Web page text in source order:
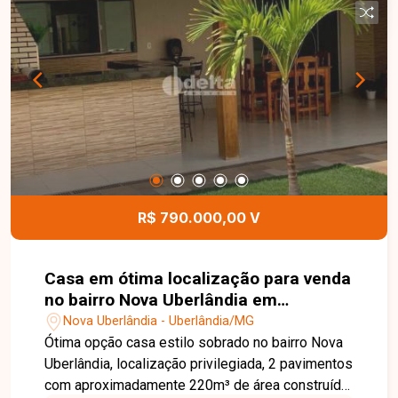
telefone ou WhatsApp no número 32309900 ou
venha conhecer nosso espaço e conversar
pessoalmente com um consultor que irá te
auxiliar na busca pelo imóvel que você busca.
Temos 3 unidades para te receber, no Centro,
Zona Sul ou Zona Leste: Av. João Naves de Ávila,
257 - Centro Rua Rafael Marino Neto, 135 -
Jardim Karaíba Av. Dr. Laerte Vieira Gonçalves,
607 ? Santa Mônica
R$ 790.000,00 V
Casa em ótima localização para venda
no bairro Nova Uberlândia em
Uberlândia-MG
Nova Uberlândia - Uberlândia/MG
Ótima opção casa estilo sobrado no bairro Nova
Uberlândia, localização privilegiada, 2 pavimentos
com aproximadamente 220m³ de área construída.